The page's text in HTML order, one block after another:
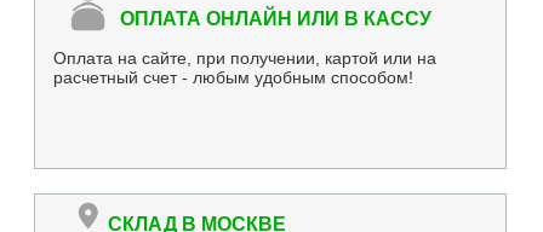
ОПЛАТА ОНЛАЙН ИЛИ В КАССУ
Оплата на сайте, при получении, картой или на
расчетный счет - любым удобным способом!
СКЛАД В МОСКВЕ